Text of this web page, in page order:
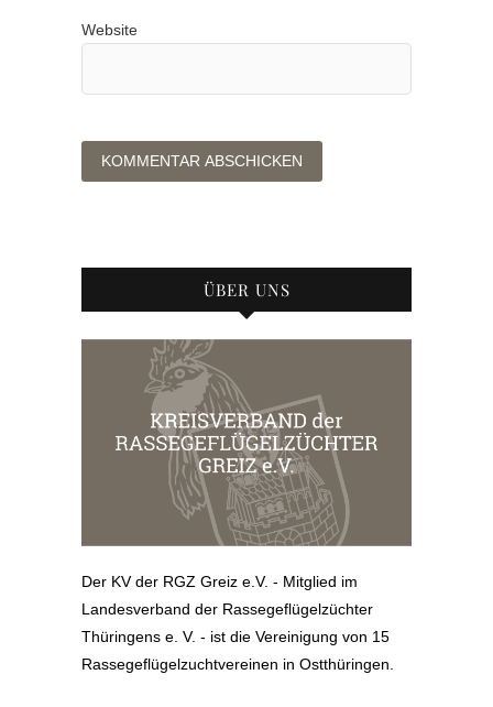
Website
ÜBER UNS
Der KV der RGZ Greiz e.V. - Mitglied im
Landesverband der Rassegeflügelzüchter
Thüringens e. V. - ist die Vereinigung von 15
Rassegeflügelzuchtvereinen in Ostthüringen.